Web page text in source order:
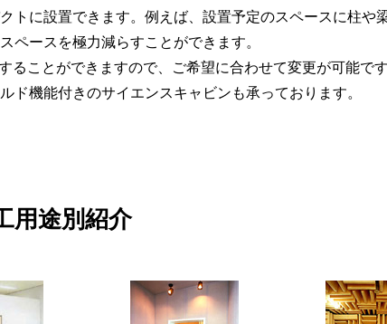
トに設置できます。例えば、設置予定のスペースに柱や
ペースを極力減らすことができます。
ることができますので、ご希望に合わせて変更が可能で
ド機能付きのサイエンスキャビンも承っております。
用途別紹介